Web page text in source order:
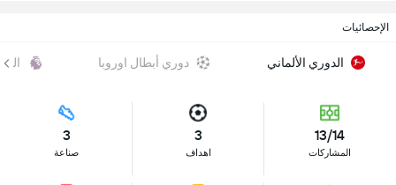
الإحصائيات
الدوري الألماني دوري أبطال اوروبا
13/14
المشاركات
3
اهداف
3
صناعة